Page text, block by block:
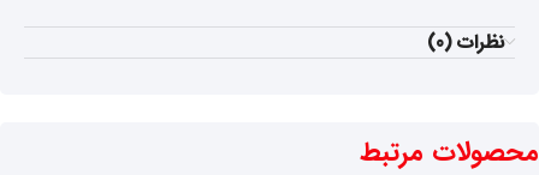
نظرات (0)
محصولات مرتبط